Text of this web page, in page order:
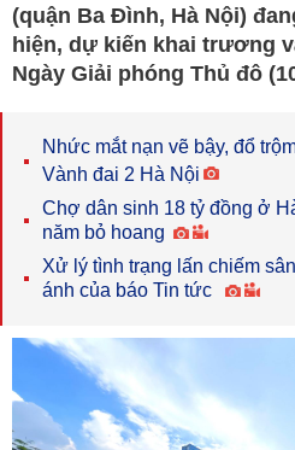
(quận Ba Đình, Hà Nội)
hiện, dự kiến khai trương
Ngày Giải phóng Thủ đô
Nhức mắt nạn vẽ bậy, đổ
Vành đai 2 Hà Nội
Chợ dân sinh 18 tỷ đồng ở
năm bỏ hoang
Xử lý tình trạng lấn chiếm
ánh của báo Tin tức